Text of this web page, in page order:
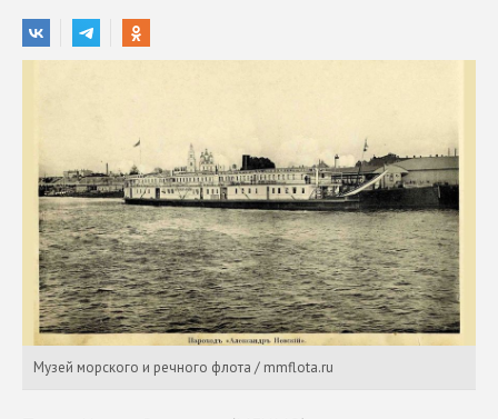
Музей морского и речного флота / mmflota.ru